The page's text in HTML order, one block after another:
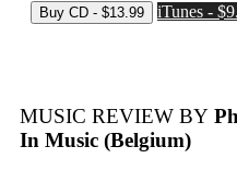
iTunes -
MUSIC REVIEW BY
In Music (Belgium)